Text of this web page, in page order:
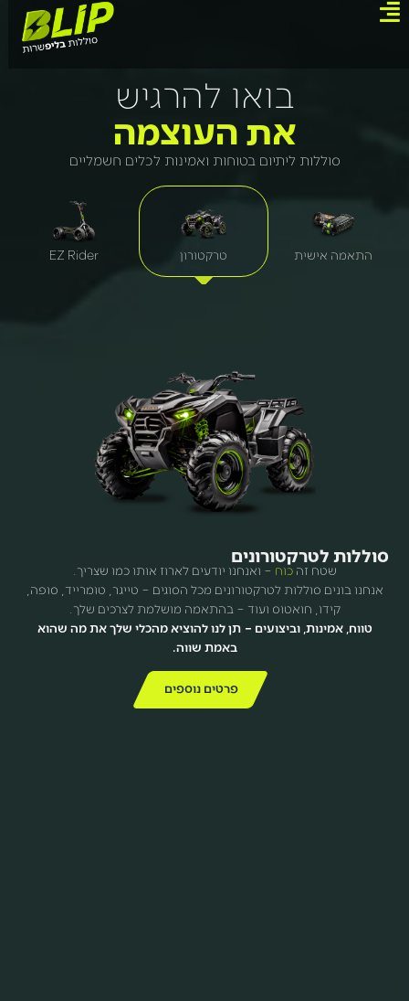
בואו להרגיש
את העוצמה
סוללות ליתיום בטוחות ואמינות לכלים חשמליים
התאמה אישית טרקטורון EZ Rider
סוללות לטרקטורונים
שטח זהכוח – ואנחנו יודעים לארוז אותו כמו שצריך.
אנחנו בונים סוללות לטרקטורונים מכל הסוגים – טייגר, טומרייד, סופה,
קידו, חואטוס ועוד – בהתאמה מושלמת לצרכים שלך.
טווח, אמינות, וביצועים –תן לנו להוציא מהכלי שלך את מה שהוא
באמת שווה.
פרטים נוספים